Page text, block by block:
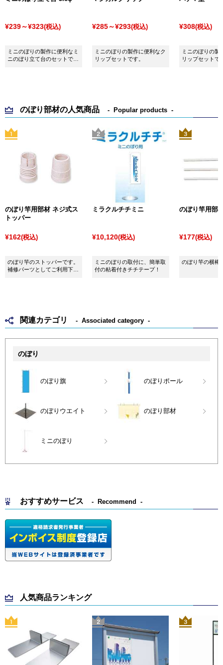
¥239～¥323(税込)
ミニのぼりの製作に便利なミ
ニのぼり立て台のセットで
¥285～¥293(税込)
ミニのぼりの製作に便利なク
リップセットです。
¥308(税込)
ミニのぼりの製
リップセットで
のぼり部材の人気商品 Popular products
のぼり竿用部材 ネジ式ス
トッパー
¥162(税込)
のぼり竿のストッパーです。
補修パーツとしてご利用下さ
ミラクルチチミニ
¥10,120(税込)
ミニのぼりの取付に、簡単取
付の粘着付きチチテープ！
のぼり竿用部
¥177(税込)
のぼり竿の横棒
関連カテゴリ Associated category
のぼり
のぼり旗 のぼりポール
のぼりウエイト のぼり部材
ミニのぼり
おすすめサービス Recommend
人気商品ランキング